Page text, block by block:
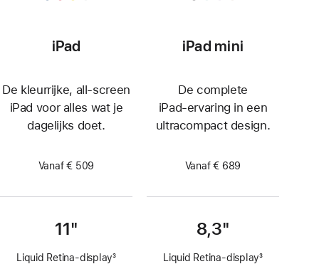
iPad
De kleurrijke, all‑screen
iPad voor alles wat je
dagelijks doet.
Vanaf € 509
11"
Liquid Retina‑display3
iPad mini
De complete
iPad‑ervaring in een
ultracompact design.
Vanaf € 689
8,3"
Liquid Retina‑display3